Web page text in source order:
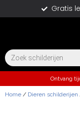
Gratis
Ontvang
Home / Dieren schilderijen